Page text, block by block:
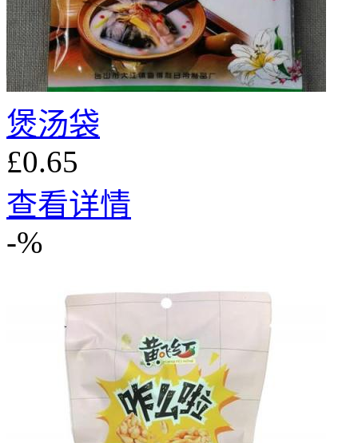
煲汤袋
£0.65
查看详情
-%